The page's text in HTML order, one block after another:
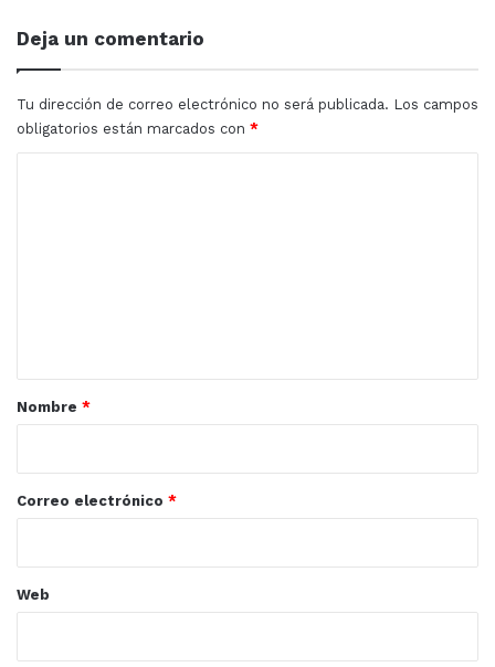
de
Octubre
MAX!
Deja un comentario
Tu dirección de correo electrónico no será publicada. Los campos
obligatorios están marcados con *
r
*
Nombre *
Correo electrónico *
Web